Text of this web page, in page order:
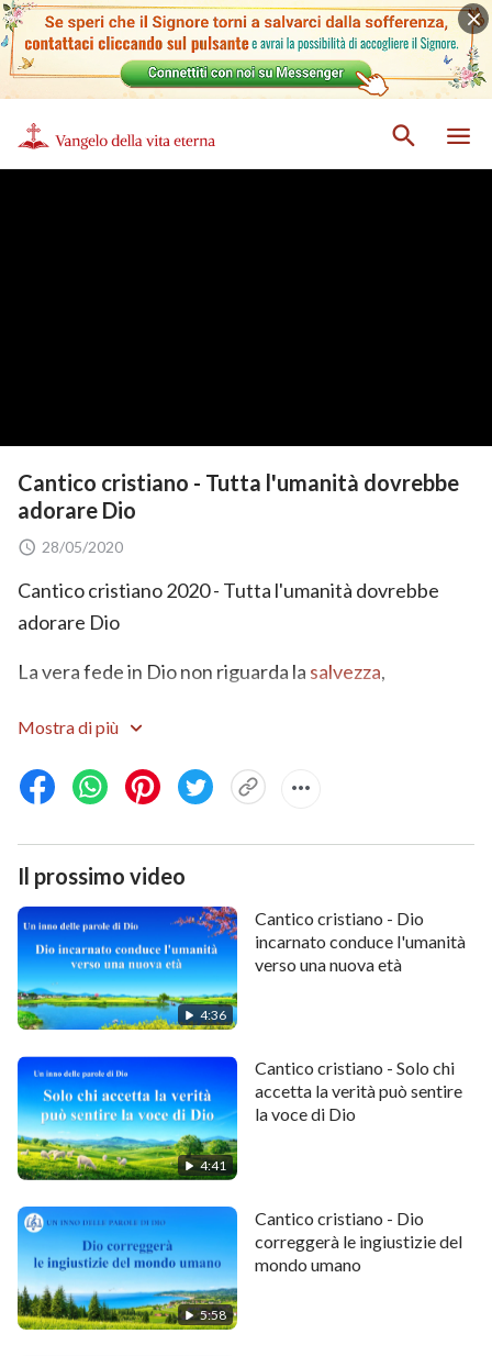
Cantico cristiano - Tutta l'umanità dovrebbe
adorare Dio
28/05/2020
Cantico cristiano 2020 - Tutta l'umanità dovrebbe
adorare Dio
La vera fede in Dio non riguarda la salvezza,
l'essere una brava persona o l'ottenere una parvenza
È più della fede in Dio, più di sapere
che Dio è la verità, la via, la vita e nulla di più.
Non è solo affinché tu accetti Dio
e riconosca che Egli è il Sovrano di tutte le cose,
il Creatore e l'onnipotente, unico e supremo.
La volontà di Dio è che tutto il tuo essere
e il tuo cuore siano donati a Lui,
Dovresti permettere a Dio di servirsi di te,
ed esser felice di servirLo.
Mostra di più
Il prossimo video
4:36
Cantico cristiano - Dio
incarnato conduce l'umanità
verso una nuova età
4:41
Cantico cristiano - Solo chi
accetta la verità può sentire
la voce di Dio
5:58
Cantico cristiano - Dio
correggerà le ingiustizie del
mondo umano